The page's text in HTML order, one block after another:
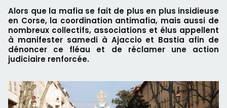
Alors que la mafia se fait de plus en plus insidieuse
en Corse, la coordination antimafia, mais aussi de
nombreux collectifs, associations et élus appellent
à manifester samedi à Ajaccio et Bastia afin de
dénoncer ce fléau et de réclamer une action
judiciaire renforcée.